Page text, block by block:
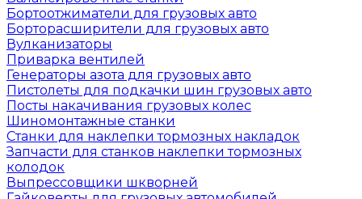
Бортоотжиматели для грузовых авто
Борторасширители для грузовых авто
Вулканизаторы
Приварка вентилей
Генераторы азота для грузовых авто
Пистолеты для подкачки шин грузовых авто
Посты накачивания грузовых колес
Шиномонтажные станки
Станки для наклепки тормозных накладок
Запчасти для станков наклепки тормозных
колодок
Выпрессовщики шкворней